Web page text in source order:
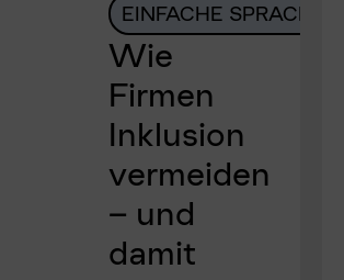
EINFACHE SPRACHE
Wie
Firmen
Inklusion
vermeiden
– und
damit